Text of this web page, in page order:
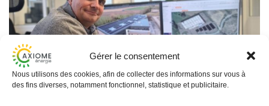
Gérer le consentement
Nous utilisons des cookies, afin de collecter des informations sur vous à
des fins diverses, notamment fonctionnel, statistique et publicitaire.